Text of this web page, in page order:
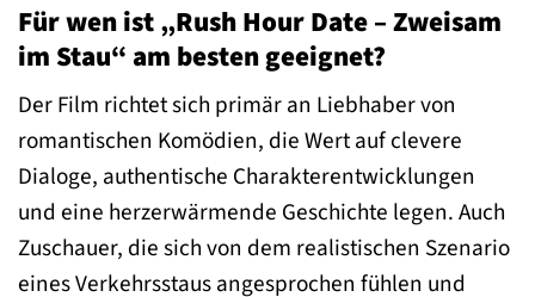
Für wen ist „Rush Hour Date – Zweisam
im Stau“ am besten geeignet?
Der Film richtet sich primär an Liebhaber von
romantischen Komödien, die Wert auf clevere
Dialoge, authentische Charakterentwicklungen
und eine herzerwärmende Geschichte legen. Auch
Zuschauer, die sich von dem realistischen Szenario
eines Verkehrsstaus angesprochen fühlen und